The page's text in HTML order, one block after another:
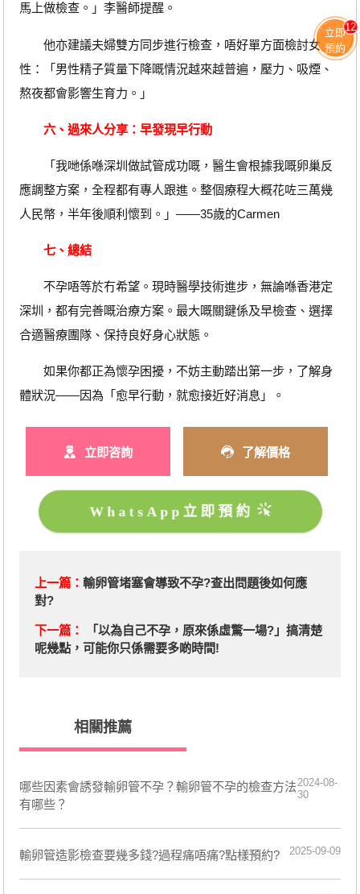
馬上做檢查。」李醫師提醒。
他亦建議夫婦雙方同步進行檢查，唔好單方面檢討女
性：「男性精子質量下降嘅情況越來越普遍，壓力、吸煙、
熬夜都會影響生育力。」
六、過來人分享：早發現早行動
「我哋係喺深圳做試管成功嘅，醫生會根據我嘅卵巢反
應調整方案，全程都有專人跟進。整個療程大概花咗三萬幾
人民幣，半年後順利懷到。」——35歲的Carmen
七、總結
不孕唔等於冇希望。現時醫學技術進步，無論喺香港定
深圳，都有完善嘅治療方案。最大嘅關鍵係及早檢查、選擇
合適醫療團隊、保持良好身心狀態。
如果你都正為懷孕困擾，不妨主動踏出第一步，了解身
體狀況——因為「愈早行動，就愈接近好消息」。
立即咨詢 了解價格
WhatsApp立即預約
上一篇： 輸卵管堵塞會導致不孕?查出問題後如何應
對?
下一篇：
「以為自己不孕，原來係虛驚一場?」搞清楚
呢幾點，可能你只係需要多啲時間!
相關推薦
哪些因素會誘發輸卵管不孕？輸卵管不孕的檢查方法
有哪些？
2024-08-
30
輸卵管造影檢查要幾多錢?過程痛唔痛?點樣預約? 2025-09-09
立即
預約
12